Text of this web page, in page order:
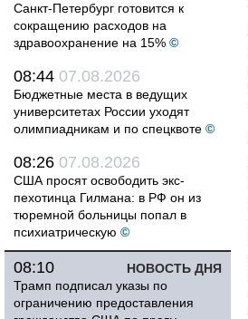
Санкт-Петербург готовится к
сокращению расходов на
здравоохранение на 15% ©
08:44 07.08.2026
Бюджетные места в ведущих
университетах России уходят
олимпиадникам и по спецквоте ©
08:26 07.08.2026
США просят освободить экс-
пехотинца Гилмана: в РФ он из
тюремной больницы попал в
психиатрическую ©
НОВОСТЬ ДНЯ
08:10
Трамп подписал указы по
ограничению предоставления